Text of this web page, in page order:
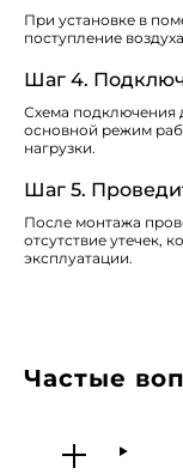
При установке в
поступление
Шаг 4.
Схема подключения
основной режим
нагрузки.
Шаг 5.
После монтажа
отсутствие утечек,
эксплуатации.
Частые